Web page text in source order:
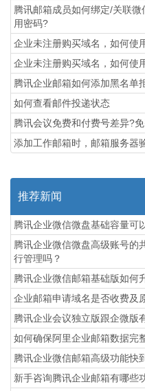
腾讯邮箱成员如何绑定/关联
用密码?
企业未注册购买域名，如何使
企业未注册购买域名，如何使
腾讯企业邮箱如何添加黑名单
如何查看邮件投递状态
腾讯会议免费和付费号差异?
添加工作邮箱时，邮箱服务器
推荐新闻
腾讯企业微信微盘基础容量可
腾讯企业微信微盘高级账号的
行管理吗？
腾讯企业微信邮箱基础版如何
企业邮箱申请域名是否收费及
腾讯企业会议独立版跟企微版
如何确保阿里企业邮箱数据完
腾讯企业微信邮箱高级功能‌快
新手咨询腾讯企业邮箱有哪些